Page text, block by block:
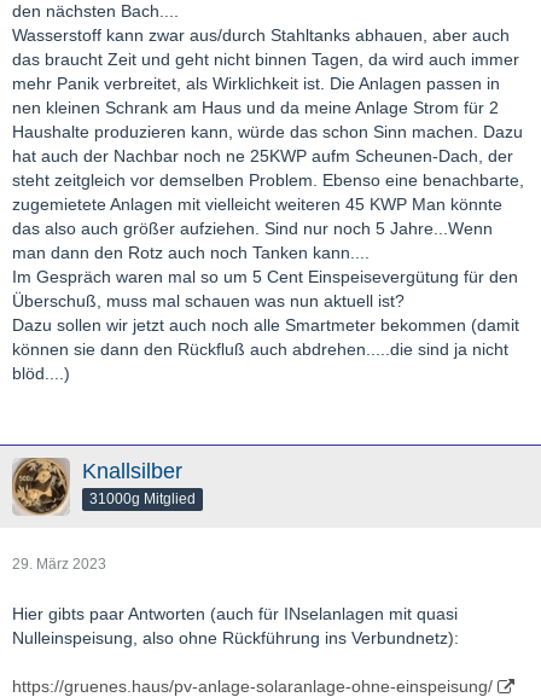
den nächsten Bach....
Wasserstoff kann zwar aus/durch Stahltanks abhauen, aber auch
das braucht Zeit und geht nicht binnen Tagen, da wird auch immer
mehr Panik verbreitet, als Wirklichkeit ist. Die Anlagen passen in
nen kleinen Schrank am Haus und da meine Anlage Strom für 2
Haushalte produzieren kann, würde das schon Sinn machen. Dazu
hat auch der Nachbar noch ne 25KWP aufm Scheunen-Dach, der
steht zeitgleich vor demselben Problem. Ebenso eine benachbarte,
zugemietete Anlagen mit vielleicht weiteren 45 KWP Man könnte
das also auch größer aufziehen. Sind nur noch 5 Jahre...Wenn
man dann den Rotz auch noch Tanken kann....
Im Gespräch waren mal so um 5 Cent Einspeisevergütung für den
Überschuß, muss mal schauen was nun aktuell ist?
Dazu sollen wir jetzt auch noch alle Smartmeter bekommen (damit
können sie dann den Rückfluß auch abdrehen.....die sind ja nicht
blöd....)
Knallsilber
31000g Mitglied
29. März 2023
Hier gibts paar Antworten (auch für INselanlagen mit quasi
Nulleinspeisung, also ohne Rückführung ins Verbundnetz):
https://gruenes.haus/pv-anlage-solaranlage-ohne-einspeisung/